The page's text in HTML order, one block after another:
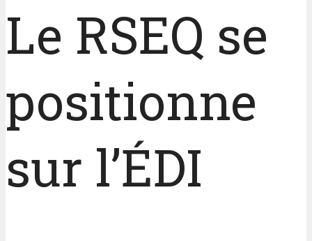
Le RSEQ se
positionne
sur l’ÉDI